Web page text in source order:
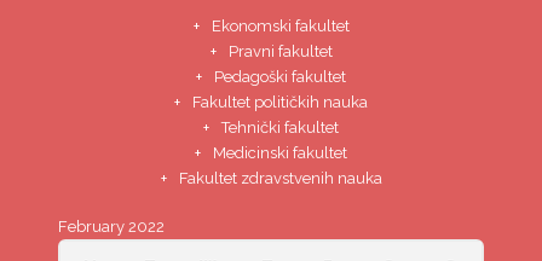
Ekonomski fakultet
Pravni fakultet
Pedagoški fakultet
Fakultet političkih nauka
Tehnički fakultet
Medicinski fakultet
Fakultet zdravstvenih nauka
February 2022